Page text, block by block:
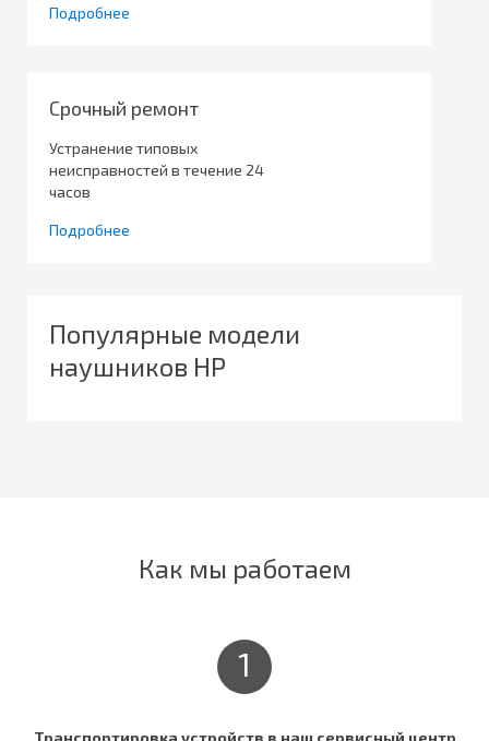
Подробнее
Срочный ремонт
Устранение типовых
неисправностей в течение 24
часов
Подробнее
Популярные модели
наушников HP
Как мы работаем
1
Транспортировка устройств в наш сервисный центр